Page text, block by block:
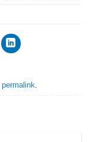
permalink